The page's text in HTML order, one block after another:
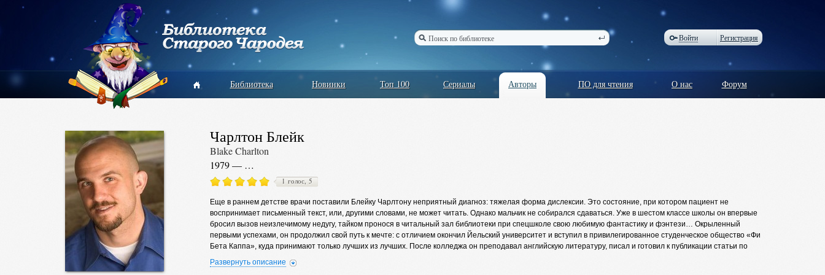
Войти Регистрация
Библиотека Новинки Топ 100 Сериалы Авторы ПО для чтения О нас Форум
Чарлтон Блейк
Blake Charlton
1979 — …
1 голос, 5
Еще в раннем детстве врачи поставили Блейку Чарлтону неприятный диагноз: тяжелая форма дислексии. Это состояние, при котором пациент не
воспринимает письменный текст, или, другими словами, не может читать. Однако мальчик не собирался сдаваться. Уже в шестом классе школы он впервые
бросил вызов неизлечимому недугу, тайком пронося в читальный зал библиотеки при спецшколе свою любимую фантастику и фэнтези… Окрыленный
первыми успехами, он продолжил свой путь к мечте: с отличием окончил Йельский университет и вступил в привилегированное студенческое общество «Фи
Бета Каппа», куда принимают только лучших из лучших. После колледжа он преподавал английскую литературу, писал и готовил к публикации статьи по
медицинской тематике в Калифорнийском и Стэнфордском университетах, занимался обучением инвалидов и тренировал второй состав университетской
команды по американскому футболу.
Развернуть описание